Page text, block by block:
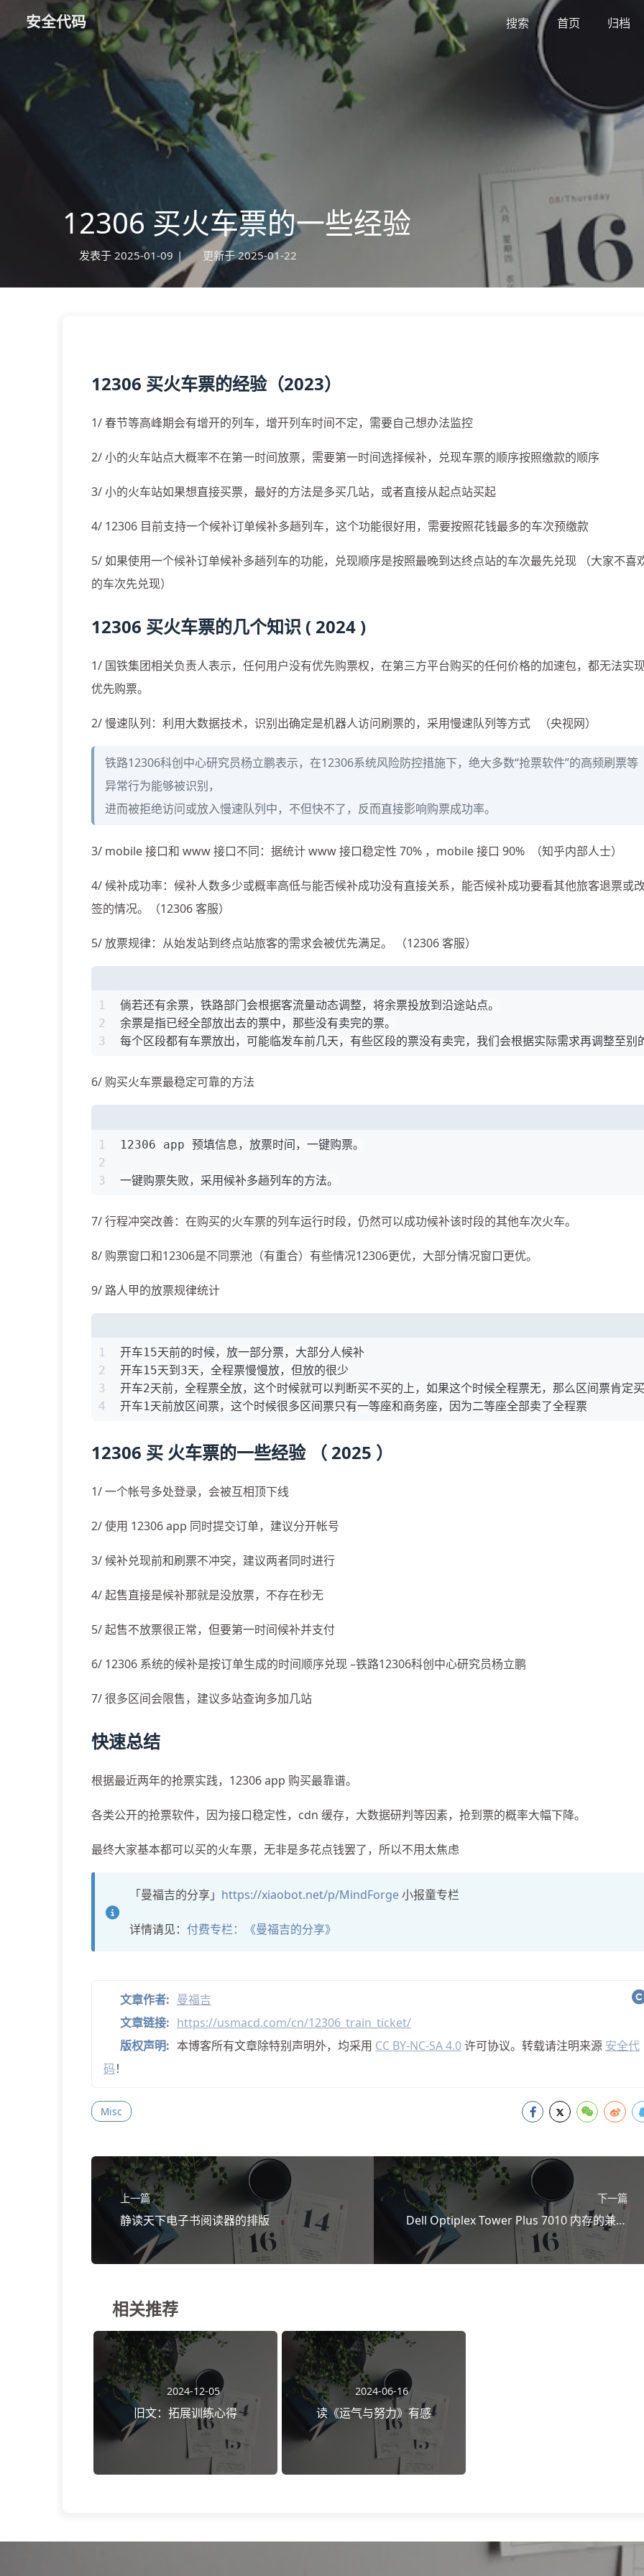
安全代码 搜索 首页 归档
12306 买火车票的一些经验
发表于 2025-01-09 | 更新于 2025-01-22
12306 买火车票的经验（2023）
1/ 春节等高峰期会有增开的列车，增开列车时间不定，需要自己想办法监控
2/ 小的火车站点大概率不在第一时间放票，需要第一时间选择候补，兑现车票的顺序按照缴款的顺序
3/ 小的火车站如果想直接买票，最好的方法是多买几站，或者直接从起点站买起
4/ 12306 目前支持一个候补订单候补多趟列车，这个功能很好用，需要按照花钱最多的车次预缴款
5/ 如果使用一个候补订单候补多趟列车的功能，兑现顺序是按照最晚到达终点站的车次最先兑现 （大家不喜
的车次先兑现）
12306 买火车票的几个知识 ( 2024 )
1/ 国铁集团相关负责人表示，任何用户没有优先购票权，在第三方平台购买的任何价格的加速包，都无法实
优先购票。
2/ 慢速队列：利用大数据技术，识别出确定是机器人访问刷票的，采用慢速队列等方式 （央视网）
铁路12306科创中心研究员杨立鹏表示，在12306系统风险防控措施下，绝大多数“抢票软件”的高频刷票等
异常行为能够被识别，
进而被拒绝访问或放入慢速队列中，不但快不了，反而直接影响购票成功率。
3/ mobile 接口和 www 接口不同：据统计 www 接口稳定性 70% ，mobile 接口 90% （知乎内部人士）
4/ 候补成功率：候补人数多少或概率高低与能否候补成功没有直接关系，能否候补成功要看其他旅客退票或
签的情况。（12306 客服）
5/ 放票规律：从始发站到终点站旅客的需求会被优先满足。 （12306 客服）
1
2
3
倘若还有余票，铁路部门会根据客流量动态调整，将余票投放到沿途站点。
余票是指已经全部放出去的票中，那些没有卖完的票。
每个区段都有车票放出，可能临发车前几天，有些区段的票没有卖完，我们会根据实际需求再调整至别
6/ 购买火车票最稳定可靠的方法
1
2
3
12306 app 预填信息，放票时间，一键购票。
一键购票失败，采用候补多趟列车的方法。
7/ 行程冲突改善：在购买的火车票的列车运行时段，仍然可以成功候补该时段的其他车次火车。
8/ 购票窗口和12306是不同票池（有重合）有些情况12306更优，大部分情况窗口更优。
9/ 路人甲的放票规律统计
1
2
3
4
开车15天前的时候，放一部分票，大部分人候补
开车15天到3天，全程票慢慢放，但放的很少
开车2天前，全程票全放，这个时候就可以判断买不买的上，如果这个时候全程票无，那么区间票肯定
开车1天前放区间票，这个时候很多区间票只有一等座和商务座，因为二等座全部卖了全程票
12306 买 火车票的一些经验 （ 2025 ）
1/ 一个帐号多处登录，会被互相顶下线
2/ 使用 12306 app 同时提交订单，建议分开帐号
3/ 候补兑现前和刷票不冲突，建议两者同时进行
4/ 起售直接是候补那就是没放票，不存在秒无
5/ 起售不放票很正常，但要第一时间候补并支付
6/ 12306 系统的候补是按订单生成的时间顺序兑现 –铁路12306科创中心研究员杨立鹏
7/ 很多区间会限售，建议多站查询多加几站
快速总结
根据最近两年的抢票实践，12306 app 购买最靠谱。
各类公开的抢票软件，因为接口稳定性，cdn 缓存，大数据研判等因素，抢到票的概率大幅下降。
最终大家基本都可以买的火车票，无非是多花点钱罢了，所以不用太焦虑
「曼福吉的分享」 https://xiaobot.net/p/MindForge小报童专栏
详情请见： 付费专栏：《曼福吉的分享》
文章作者: 曼福吉
文章链接: https://usmacd.com/cn/12306_train_ticket/
版权声明: 本博客所有文章除特别声明外，均采用 CC BY-NC-SA 4.0许可协议。转载请注明来源 安全代
码！
Misc
上一篇
静读天下电子书阅读器的排版
下一篇
Dell Optiplex Tower Plus 7010 内存的兼容
性问题
相关推荐
2024-12-05
旧文：拓展训练心得
2024-06-16
读《运气与努力》有感